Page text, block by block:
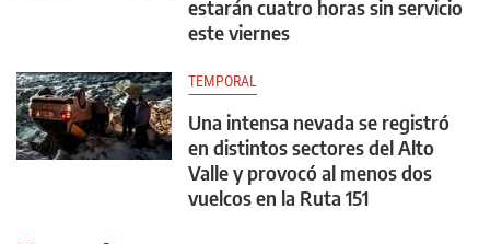
estarán cuatro horas sin servicio
este viernes
TEMPORAL
Una intensa nevada se registró
en distintos sectores del Alto
Valle y provocó al menos dos
vuelcos en la Ruta 151